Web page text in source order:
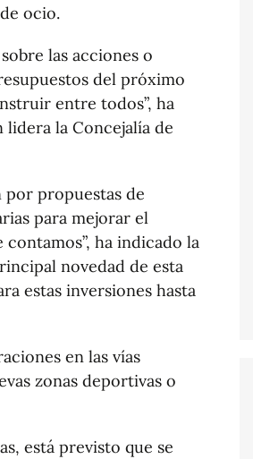
ocio.
las acciones o
del próximo
entre todos”, ha
la Concejalía de
por propuestas de
para mejorar el
ha indicado la
novedad de esta
estas inversiones hasta
en las vías
zonas deportivas o
está previsto que se